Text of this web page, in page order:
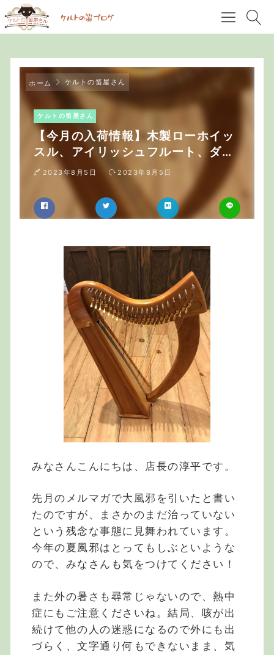
ホーム ケルトの笛屋さん
ケルトの笛屋さん
【今月の入荷情報】木製ローホイッ
スル、アイリッシュフルート、ダブ
ルストリングハープなど
2023年8月5日 2023年8月5日
みなさんこんにちは、店長の淳平です。
先月のメルマガで大風邪を引いたと書い
たのですが、まさかのまだ治っていない
という残念な事態に見舞われています。
今年の夏風邪はとってもしぶといような
ので、みなさんも気をつけてください！
また外の暑さも尋常じゃないので、熱中
症にもご注意くださいね。結局、咳が出
続けて他の人の迷惑になるので外にも出
づらく、文字通り何もできないまま、気